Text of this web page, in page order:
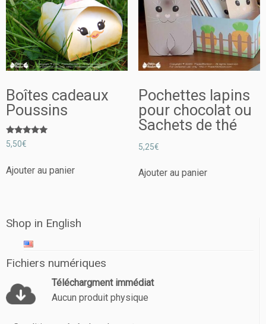
Boîtes cadeaux
Poussins
Note
5.00
5,50€
Ajouter au panier
Pochettes lapins
pour chocolat ou
Sachets de thé
5,25€
Ajouter au panier
Shop in English
Fichiers numériques
Téléchargment immédiat
Aucun produit physique